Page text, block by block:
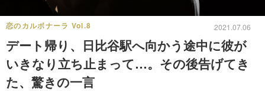
恋のカルボナーラ Vol.8 2021.07.06
デート帰り、日比谷駅へ向かう途中に彼が
いきなり立ち止まって…。その後告げてき
た、驚きの一言